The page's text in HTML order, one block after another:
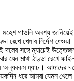
মহেশ গাওলি অবশ্য জানিয়েই
রেখে খেলার নির্দেশ দেওয়া
দলের সঙ্গে ম্যাচেই
যেন মাথা ঠাণ্ডা রেখে
অন্যরকম ম্যাচ। আমাদের
ধরে আমরা যেমন খেলে